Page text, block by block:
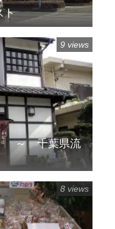
ト
～ 千葉県流
9 views
8 views